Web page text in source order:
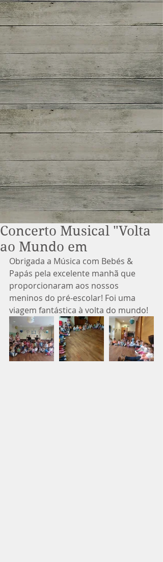
Concerto Musical "Volta
ao Mundo em
Obrigada a Música com Bebés &
Papás pela excelente manhã que
proporcionaram aos nossos
meninos do pré-escolar! Foi uma
viagem fantástica à volta do mundo!